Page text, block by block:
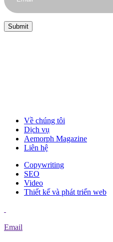
Về chúng tôi
Dịch vụ
Aemorph Magazine
Liên hệ
Copywriting
SEO
Video
Thiết kế và phát triển web
Email